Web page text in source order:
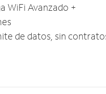
WiFi Avanzado +
de datos, sin